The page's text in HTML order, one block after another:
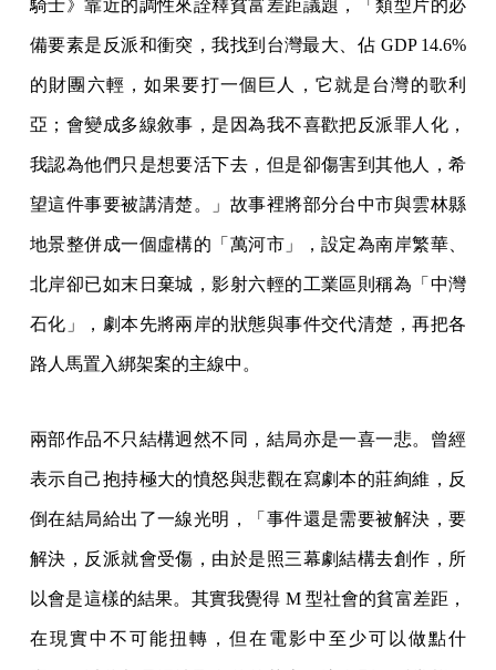
騎士》靠近的調性來詮釋貧富差距議題，「類型片的必
備要素是反派和衝突，我找到台灣最大、佔 GDP 14.6%
的財團六輕，如果要打一個巨人，它就是台灣的歌利
亞；會變成多線敘事，是因為我不喜歡把反派罪人化，
我認為他們只是想要活下去，但是卻傷害到其他人，希
望這件事要被講清楚。」故事裡將部分台中市與雲林縣
地景整併成一個虛構的「萬河市」，設定為南岸繁華、
北岸卻已如末日棄城，影射六輕的工業區則稱為「中灣
石化」，劇本先將兩岸的狀態與事件交代清楚，再把各
路人馬置入綁架案的主線中。
兩部作品不只結構迥然不同，結局亦是一喜一悲。曾經
表示自己抱持極大的憤怒與悲觀在寫劇本的莊絢維，反
倒在結局給出了一線光明，「事件還是需要被解決，要
解決，反派就會受傷，由於是照三幕劇結構去創作，所
以會是這樣的結果。其實我覺得 M 型社會的貧富差距，
在現實中不可能扭轉，但在電影中至少可以做點什